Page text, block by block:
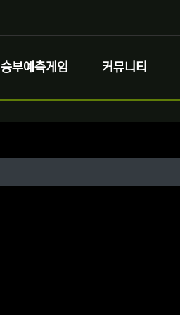
승부예측게임 커뮤니티